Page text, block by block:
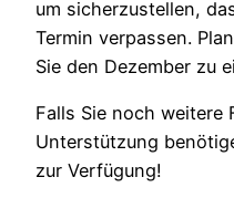
um sicherzustellen,
Termin verpassen.
Sie den Dezember zu
Falls Sie noch weitere
Unterstützung
zur Verfügung!